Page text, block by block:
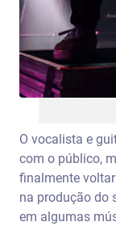
O vocalista e
com o público,
finalmente
na produção do
em algumas